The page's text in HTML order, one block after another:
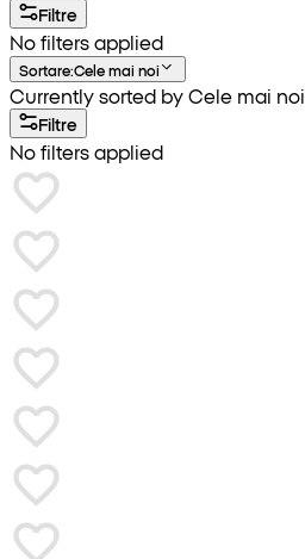
Filtre
No filters applied
Sortare:Cele mai noi
Currently sorted by Cele mai noi
Filtre
No filters applied